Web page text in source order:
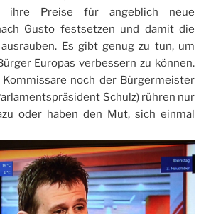
ihre Preise für angeblich neue
Gusto festsetzen und damit die
Es gibt genug zu tun, um
Europas verbessern zu können.
noch der Bürgermeister
Schulz) rühren nur
oder haben den Mut, sich einmal